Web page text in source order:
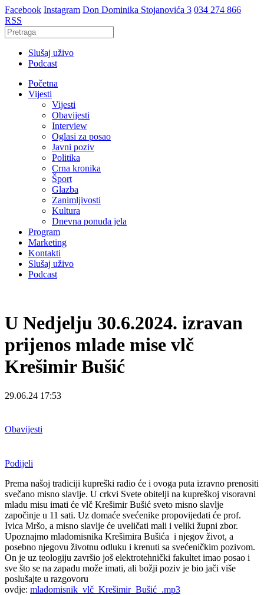
Facebook Instagram Don Dominika Stojanovića 3 034 274 866
RSS
Slušaj uživo
Podcast
Početna
Vijesti
Vijesti
Obavijesti
Interview
Oglasi za posao
Javni poziv
Politika
Crna kronika
Šport
Glazba
Zanimljivosti
Kultura
Dnevna ponuda jela
Program
Marketing
Kontakti
Slušaj uživo
Podcast
U Nedjelju 30.6.2024. izravan
prijenos mlade mise vlč
Krešimir Bušić
29.06.24 17:53
Obavijesti
Podijeli
Prema našoj tradiciji kupreški radio će i ovoga puta izravno prenositi
svečano misno slavlje. U crkvi Svete obitelji na kupreškoj visoravni
mladu misu imati će vlč Krešimir Bušić sveto misno slavlje
započinje u 11 sati. Uz domaće svećenike propovijedati će prof.
Ivica Mršo, a misno slavlje će uveličati mali i veliki župni zbor.
Upoznajmo mladomisnika Krešimira Bušića i njegov život, a
posebno njegovu životnu odluku i krenuti sa svećeničkim pozivom.
On je uz teologiju završio još elektrotehnički fakultet imao posao i
sve što se na zapadu može imati, ali božji poziv je bio jači više
poslušajte u razgovoru
ovdje: mladomisnik_vlč_Krešimir_Bušić_.mp3